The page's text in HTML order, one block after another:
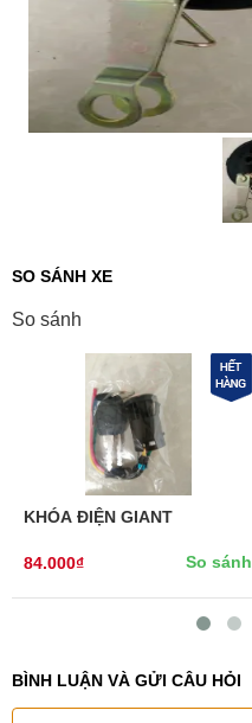
SO SÁNH XE
So sánh
KHÓA ĐIỆN GIANT
84.000₫ So sánh
BÌNH LUẬN VÀ GỬI CÂU HỎI